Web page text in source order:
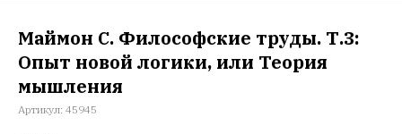
Маймон С. Философские труды. Т.3:
Опыт новой логики, или Теория
мышления
Артикул: 45945